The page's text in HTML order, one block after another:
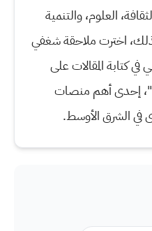
العلوم، والتنمية
اخترت ملاحقة شغفي
كتابة المقالات على
إحدى أهم منصات
في الشرق الأوسط.